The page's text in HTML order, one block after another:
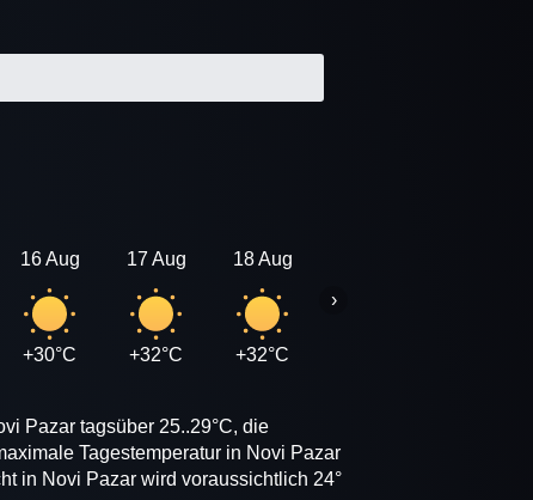
16 Aug
+30°C
17 Aug
+32°C
18 Aug
+32°C
›
Pazar tagsüber 25..29°C, die
Tagestemperatur in Novi Pazar
in Novi Pazar wird voraussichtlich 24°